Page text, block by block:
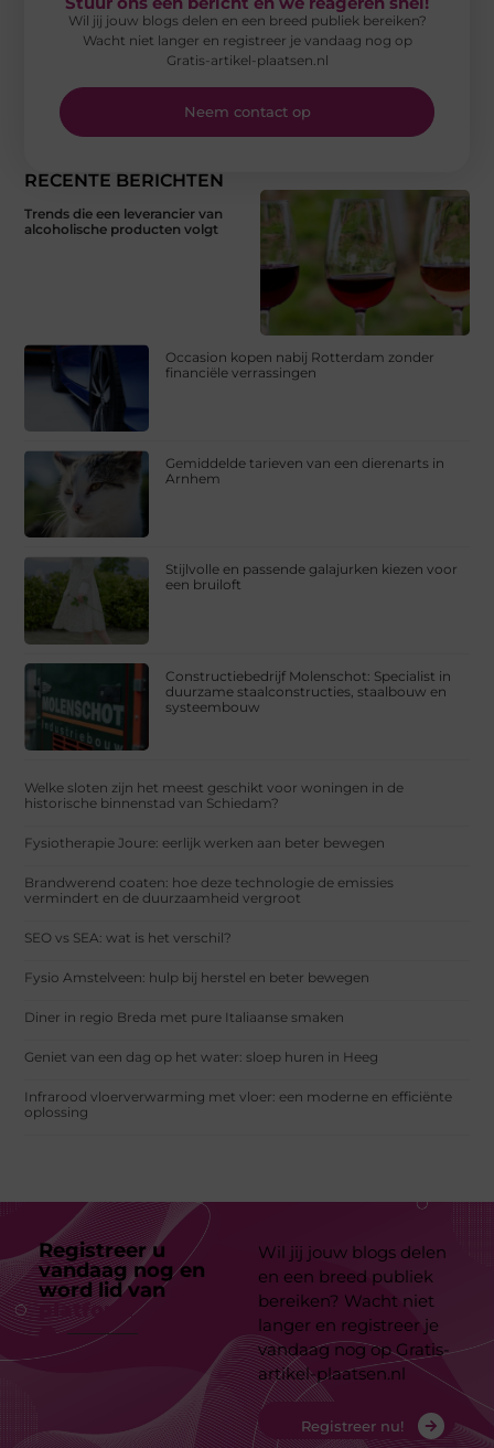
RECENTE BERICHTEN
Trends die een leverancier van
alcoholische producten volgt
Occasion kopen nabij Rotterdam zonder
financiële verrassingen
Gemiddelde tarieven van een dierenarts in
Arnhem
Stijlvolle en passende galajurken kiezen voor
een bruiloft
Constructiebedrijf Molenschot: Specialist in
duurzame staalconstructies, staalbouw en
systeembouw
Welke sloten zijn het meest geschikt voor woningen in de
historische binnenstad van Schiedam?
Fysiotherapie Joure: eerlijk werken aan beter bewegen
Brandwerend coaten: hoe deze technologie de emissies
vermindert en de duurzaamheid vergroot
SEO vs SEA: wat is het verschil?
Fysio Amstelveen: hulp bij herstel en beter bewegen
Diner in regio Breda met pure Italiaanse smaken
Geniet van een dag op het water: sloep huren in Heeg
Infrarood vloerverwarming met vloer: een moderne en efficiënte
oplossing
Wil jij jouw blogs delen en een breed publiek bereiken?
Wacht niet langer en registreer je vandaag nog op
Gratis-artikel-plaatsen.nl
Neem contact op
Registreer u
vandaag nog en
word lid van
platform
Wil jij jouw blogs delen
en een breed publiek
bereiken? Wacht niet
langer en registreer je
vandaag nog op Gratis-
artikel-plaatsen.nl
Registreer nu!